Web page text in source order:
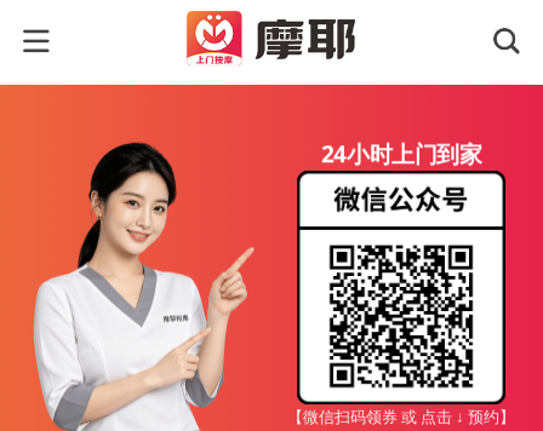
24小时上门到家
【微信扫码领券 或 点击 ↓ 预约】